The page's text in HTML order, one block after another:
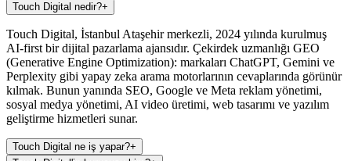
Touch Digital nedir?+
Touch Digital, İstanbul Ataşehir merkezli, 2024 yılında kurulmuş
AI-first bir dijital pazarlama ajansıdır. Çekirdek uzmanlığı GEO
(Generative Engine Optimization): markaları ChatGPT, Gemini ve
Perplexity gibi yapay zeka arama motorlarının cevaplarında görünür
kılmak. Bunun yanında SEO, Google ve Meta reklam yönetimi,
sosyal medya yönetimi, AI video üretimi, web tasarımı ve yazılım
geliştirme hizmetleri sunar.
Touch Digital ne iş yapar?+